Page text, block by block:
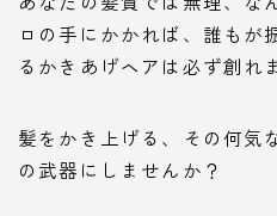
ロの手にかかれば、誰もが
るかきあげヘアは必ず創れ
髪をかき上げる、その何気
の武器にしませんか？